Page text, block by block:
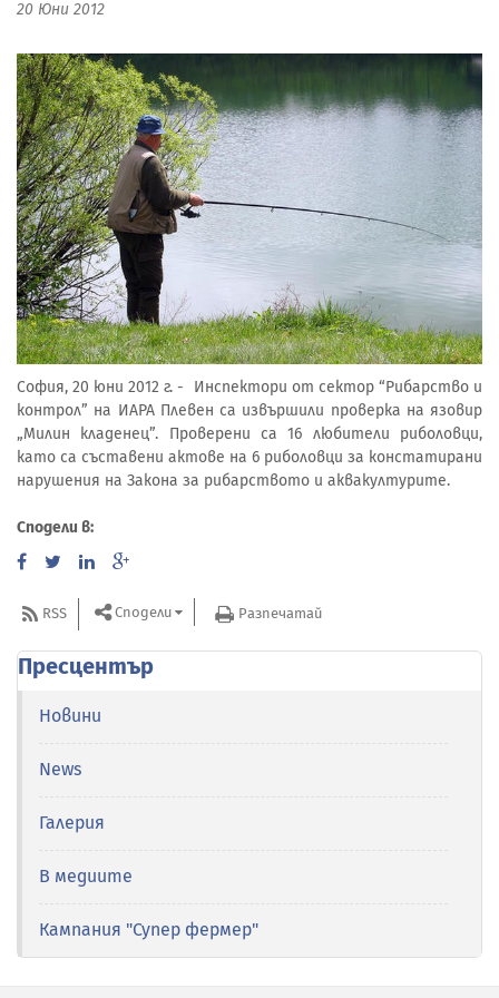
20 Юни 2012
София, 20 юни 2012 г. - Инспектори от сектор “Рибарство и
контрол” на ИАРА Плевен са извършили проверка на язовир
„Милин кладенец”. Проверени са 16 любители риболовци,
като са съставени актове на 6 риболовци за констатирани
нарушения на Закона за рибарството и аквакултурите.
Сподели в:
RSS Сподели Разпечатай
Пресцентър
Новини
News
Галерия
В медиите
Кампания "Супер фермер"